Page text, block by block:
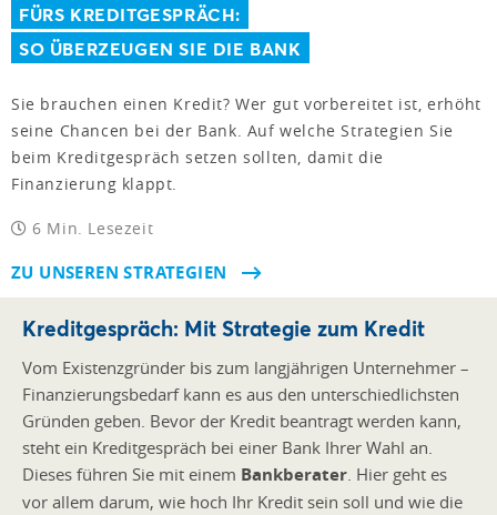
FÜRS KREDITGESPRÄCH:
SO ÜBERZEUGEN SIE DIE BANK
Sie brauchen einen Kredit? Wer gut vorbereitet ist, erhöht
seine Chancen bei der Bank. Auf welche Strategien Sie
beim Kreditgespräch setzen sollten, damit die
Finanzierung klappt.
6 Min. Lesezeit
ZU UNSEREN STRATEGIEN
Kreditgespräch: Mit Strategie zum Kredit
Vom Existenzgründer bis zum langjährigen Unternehmer –
Finanzierungsbedarf kann es aus den unterschiedlichsten
Gründen geben. Bevor der Kredit beantragt werden kann,
steht ein Kreditgespräch bei einer Bank Ihrer Wahl an.
Dieses führen Sie mit einem Bankberater . Hier geht es
vor allem darum, wie hoch Ihr Kredit sein soll und wie die